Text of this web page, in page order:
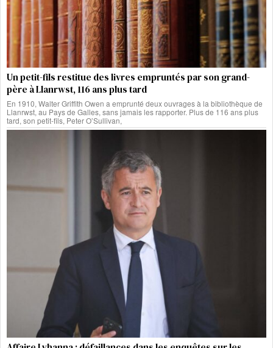
Un petit-fils restitue des livres empruntés par son grand-
père à Llanrwst, 116 ans plus tard
En 1910, Walter Griffith Owen a emprunté deux ouvrages à la bibliothèque de
Llanrwst, au Pays de Galles, sans jamais les rapporter. Plus de 116 ans plus
tard, son petit-fils, Peter O’Sullivan,